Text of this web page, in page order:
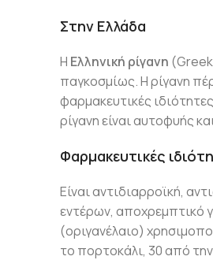
Στην Ελλάδα
Η Ελληνική ρίγανη
παγκοσμίως. Η ρίγανη
φαρμακευτικές
ρίγανη είναι αυτοφυής
Φαρμακευτικές
Είναι αντιδιαρροϊκή,
εντέρων, αποχρεμπτικό
(οριγανέλαιο)
το πορτοκάλι, 30 από